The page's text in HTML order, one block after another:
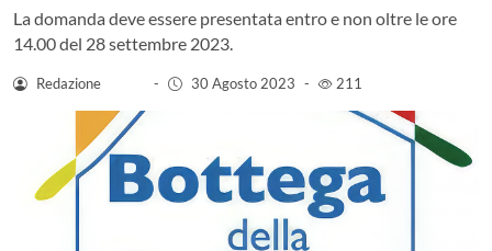
La domanda deve essere presentata entro e non oltre le ore
14.00 del 28 settembre 2023.
Redazione - 30 Agosto 2023 - 211